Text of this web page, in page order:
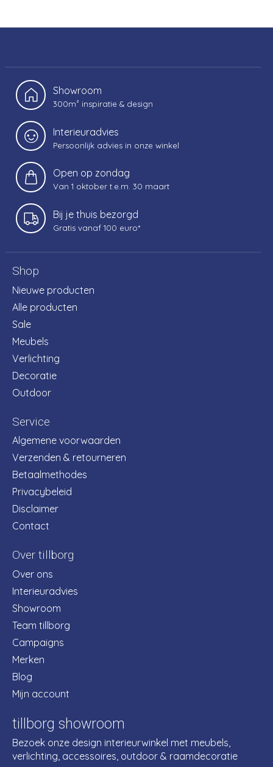
Showroom
300m² inspiratie & design
Interieuradvies
Persoonlijk advies in onze winkel
Open op zondag
Van 1 oktober t.e.m. 30 maart
Bij je thuis bezorgd
Gratis vanaf 100 euro*
Shop
Nieuwe producten
Alle producten
Sale
Meubels
Verlichting
Decoratie
Outdoor
Service
Algemene voorwaarden
Verzenden & retourneren
Betaalmethodes
Privacybeleid
Disclaimer
Contact
Over tillborg
Over ons
Interieuradvies
Showroom
Team tillborg
Campaigns
Merken
Blog
Mijn account
tillborg showroom
Bezoek onze design interieurwinkel met meubels,
verlichting, accessoires, outdoor & raamdecoratie